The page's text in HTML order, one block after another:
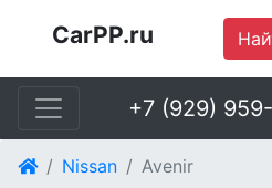
CarPP.ru
+7 (929)
Nissan Avenir